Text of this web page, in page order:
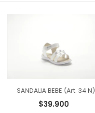
SANDALIA BEBE (Art. 34 N)
$39.900